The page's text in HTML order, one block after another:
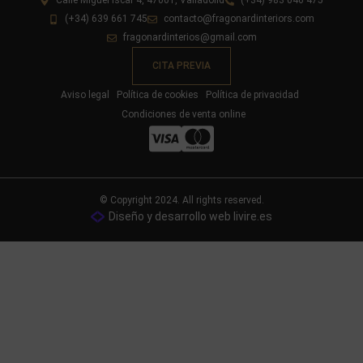
(+34) 639 661 745
contacto@fragonardinteriors.com
fragonardinterios@gmail.com
CITA PREVIA
Aviso legal Política de cookies
Política de privacidad
Condiciones de venta online
© Copyright 2024. All rights reserved.
Diseño y desarrollo web livire.es